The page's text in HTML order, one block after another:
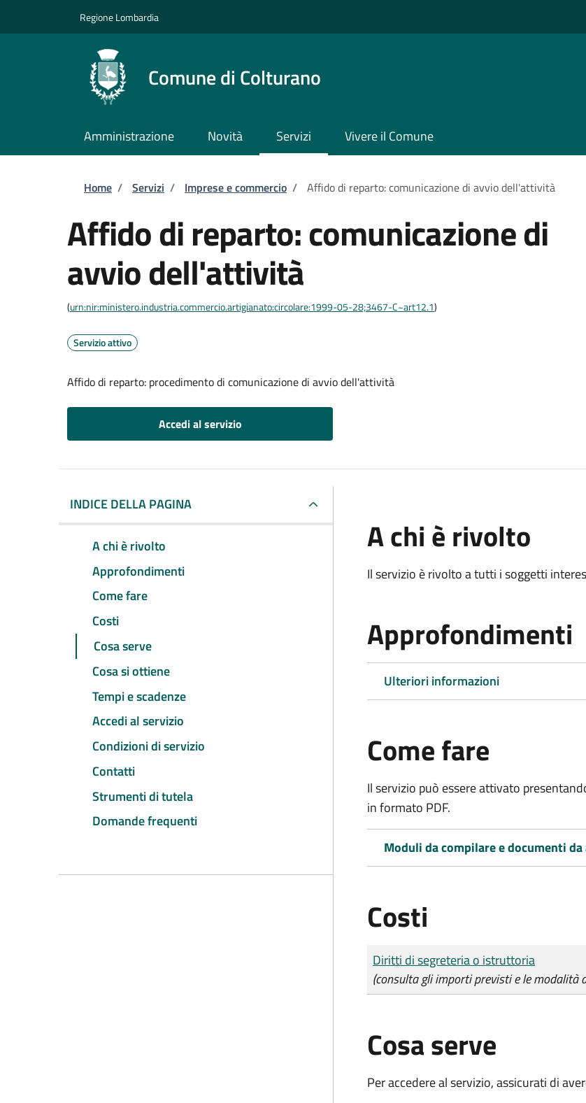
Regione Lombardia
Comune di Colturano
Amministrazione Novità Servizi Vivere il Comune
Briciole di pane
Home / Servizi / Imprese e commercio / Affido di reparto: comunicazione di avvio dell'attività
Affido di reparto: comunicazione di
avvio dell'attività
(urn:nir:ministero.industria.commercio.artigianato:circolare:1999-05-28;3467-C~art12.1)
Servizio attivo
Affido di reparto: procedimento di comunicazione di avvio dell'attività
Accedi al servizio
INDICE DELLA PAGINA
A chi è rivolto
Approfondimenti
Come fare
Costi
Cosa serve
Cosa si ottiene
Tempi e scadenze
Accedi al servizio
Condizioni di servizio
Contatti
Strumenti di tutela
Domande frequenti
A chi è rivolto
Il servizio è rivolto a tutti i soggetti
Approfondimenti
Ulteriori informazioni
Come fare
Il servizio può essere attivato
in formato PDF.
Moduli da compilare e documenti
Costi
Tipo di pagamento
Importo
Diritti di segreteria o istruttoria
(consulta gli importi previsti e le modalità
Cosa serve
Per accedere al servizio, assicurati di